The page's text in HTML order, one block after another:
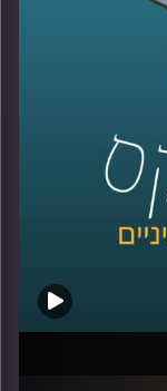
תלוי מחנה
לציות לחוק,
אמנון כוורי,
ספר לאודר
ננסה להבין
יכולות לעשות